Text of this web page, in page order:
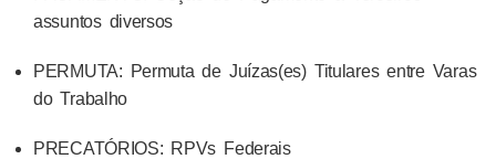
assuntos diversos
PERMUTA: Permuta de Juízas(es) Titulares entre Varas
do Trabalho
PRECATÓRIOS: RPVs Federais